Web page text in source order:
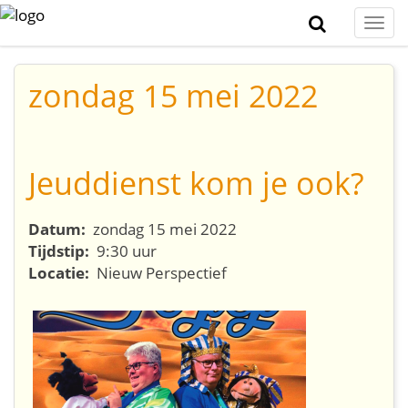
zondag 15 mei 2022
Jeuddienst kom je ook?
Datum: zondag 15 mei 2022
Tijdstip: 9:30 uur
Locatie: Nieuw Perspectief